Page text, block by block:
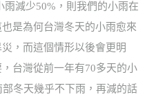
雨減少50%，則我們的小雨在
是為何台灣冬天的小雨愈來
，而這個情形以後會更明
台灣從前一年有70多天的小
冬天幾乎不下雨，再減的話